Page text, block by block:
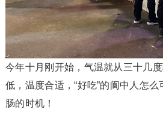
今年十月刚开始，气温就从三十几
低，温度合适，“好吃”的阆中人怎
肠的时机！